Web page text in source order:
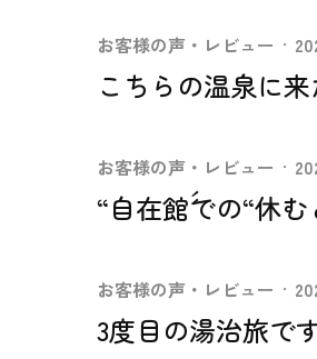
お客様の声・レビュー ·
こちらの温泉に
お客様の声・レビュー ·
“自在館´´での“休
お客様の声・レビュー ·
3度目の湯治旅で